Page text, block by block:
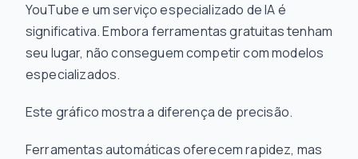
YouTube e um serviço especializado de IA é
significativa. Embora ferramentas gratuitas tenham
seu lugar, não conseguem competir com modelos
especializados.
Este gráfico mostra a diferença de precisão.
Ferramentas automáticas oferecem rapidez, mas